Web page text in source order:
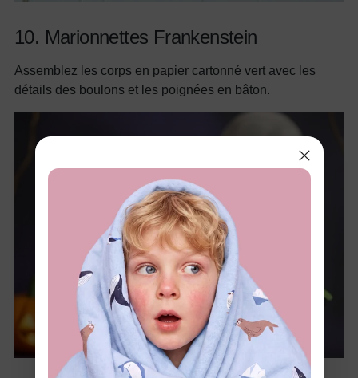
10. Marionnettes Frankenstein
Assemblez les corps en papier cartonné vert avec les
détails des boulons et les poignées en bâton.